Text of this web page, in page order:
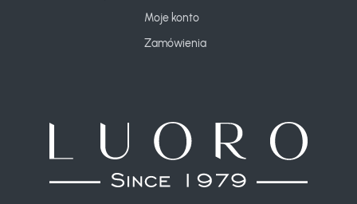
Moje konto
Zamówienia